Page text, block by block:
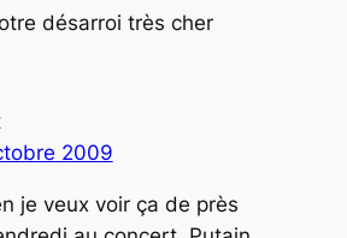
désarroi très cher
2009
je veux voir ça de près